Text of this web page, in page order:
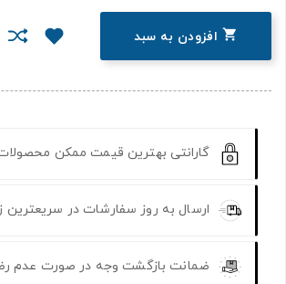
 افزودن به سبد
گارانتی بهترین قیمت ممکن
ارسال به روز سفارشات در سریعترین
ضمانت بازگشت وجه در صورت عدم